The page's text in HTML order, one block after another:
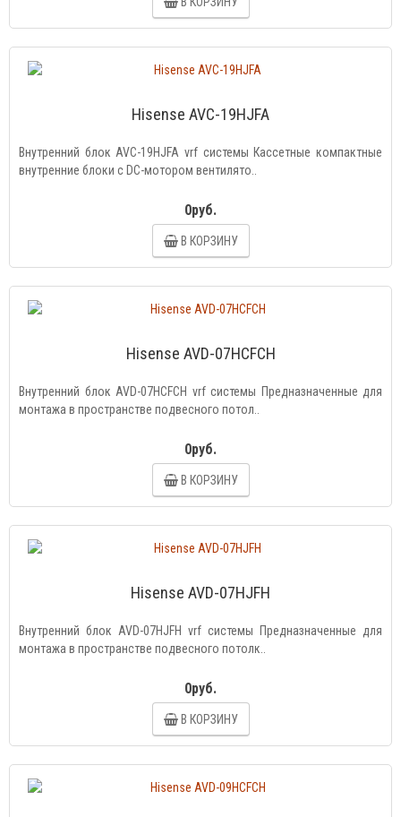
Hisense AVC-19HJFA
Внутренний блок AVC-19HJFA vrf системы Кассетные компактные
внутренние блоки с DC-мотором вентилято..
0руб.
В КОРЗИНУ
Hisense AVD-07HCFCH
Внутренний блок AVD-07HCFCH vrf системы Предназначенные для
монтажа в пространстве подвесного потол..
0руб.
В КОРЗИНУ
Hisense AVD-07HJFH
Внутренний блок AVD-07HJFH vrf системы Предназначенные для
монтажа в пространстве подвесного потолк..
0руб.
В КОРЗИНУ